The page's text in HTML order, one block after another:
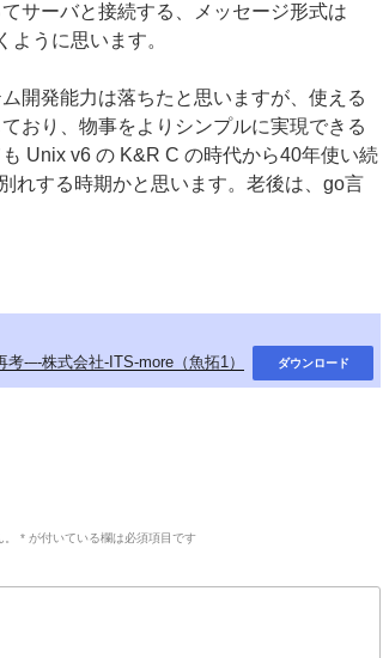
サーバと接続する、メッセージ形式は
ように思います。
開発能力は落ちたと思いますが、使える
おり、物事をよりシンプルに実現できる
Unix v6 の K&R C の時代から40年使い続
れする時期かと思います。老後は、go言
考-–-株式会社-ITS-more（魚拓1） ダウンロード
* が付いている欄は必須項目です